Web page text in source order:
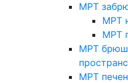
МРТ
МРТ
МРТ
МРТ
МРТ